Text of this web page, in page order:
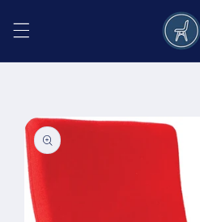
conținut
despre
produs